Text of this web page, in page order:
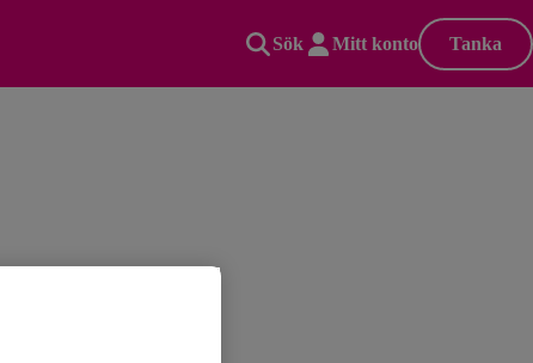
Sök Mitt konto Tanka